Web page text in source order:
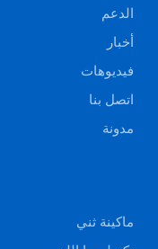
الدعم
أخبار
فيديوهات
اتصل بنا
مدونة
ماكينة ثني